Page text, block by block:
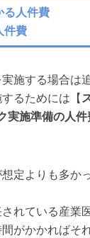
る人件費
件費
施する場合は
るためには【
実施準備の人
定よりも多か
れている産業
がかかればそ